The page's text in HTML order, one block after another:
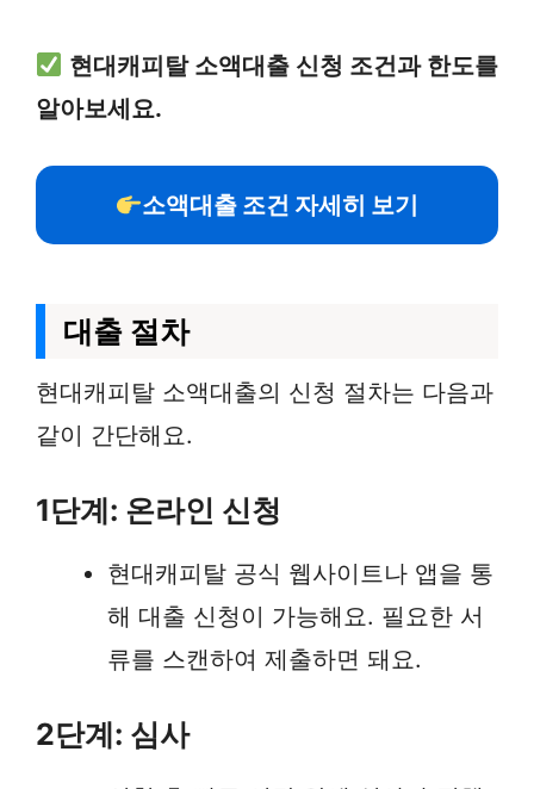
현대캐피탈 소액대출 신청 조건과 한도를
알아보세요.
소액대출 조건 자세히 보기
대출 절차
현대캐피탈 소액대출의 신청 절차는 다음과
같이 간단해요.
1단계: 온라인 신청
현대캐피탈 공식 웹사이트나 앱을 통
해 대출 신청이 가능해요. 필요한 서
류를 스캔하여 제출하면 돼요.
2단계: 심사